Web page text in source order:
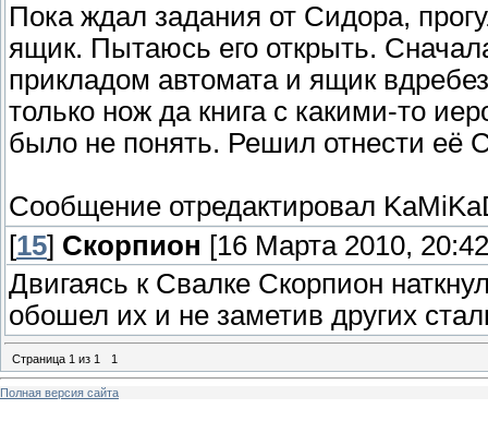
Пока ждал задания от Сидора,
ящик. Пытаюсь его открыть.
прикладом автомата и ящик
только нож да книга с какими-то
было не понять. Решил отнести её
Сообщение отредактировал
[15] Скорпион [16 Марта 2010,
Двигаясь к Свалке Скорпион
обошел их и не заметив других
Страница 1 из 1 1
Полная версия сайта